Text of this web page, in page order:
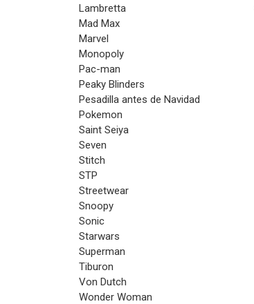
Lambretta
Mad Max
Marvel
Monopoly
Pac-man
Peaky Blinders
Pesadilla antes de Navidad
Pokemon
Saint Seiya
Seven
Stitch
STP
Streetwear
Snoopy
Sonic
Starwars
Superman
Tiburon
Von Dutch
Wonder Woman